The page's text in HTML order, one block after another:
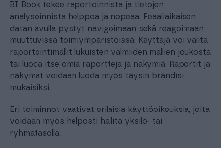
BI Book tekee raportoinnista ja tietojen
analysoinnista helppoa ja nopeaa. Reaaliaikaisen
datan avulla pystyt navigoimaan sekä reagoimaan
muuttuvissa toimiympäristöissä. Käyttäjä voi valita
raportointimallit lukuisten valmiiden mallien joukosta
tai luoda itse omia raportteja ja näkymiä. Raportit ja
näkymät voidaan luoda myös täysin brändisi
mukaisiksi.
Eri toiminnot vaativat erilaisia käyttöoikeuksia, joita
voidaan myös helposti hallita yksilö- tai
ryhmätasolla.